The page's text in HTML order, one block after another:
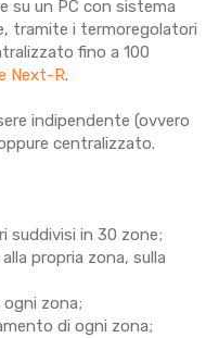
su un PC con sistema
tramite i termoregolatori
fino a 100
Next-R.
indipendente (ovvero
centralizzato.
suddivisi in 30 zone;
propria zona, sulla
zona;
di ogni zona;